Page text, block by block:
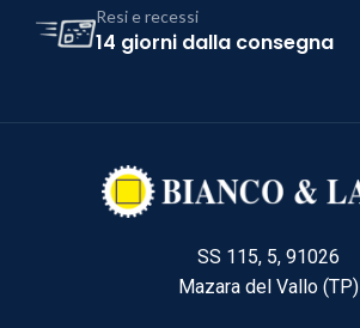
Resi e recessi
14 giorni dalla consegna
SS 115, 5, 91026
Mazara del Vallo (TP)